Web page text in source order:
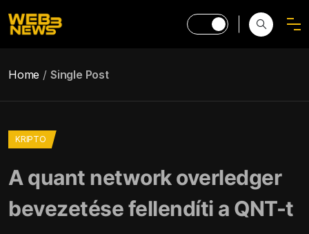
Home Single Post
KRIPTO
A quant network overledger
bevezetése fellendíti a QNT-t